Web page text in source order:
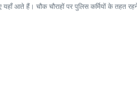
यहाँ आते हैं। चौक चौराहों पर पुलिस कर्मियों के